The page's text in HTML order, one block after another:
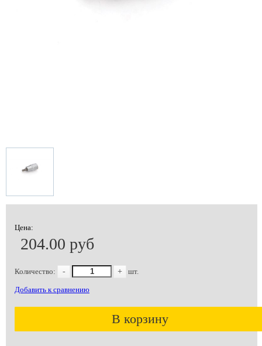
Цена:
204.00 руб
Количество: - + шт.
Добавить к сравнению
В корзину